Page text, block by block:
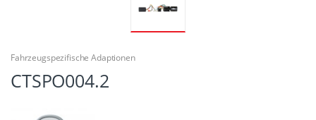
Fahrzeugspezifische Adaptionen
CTSPO004.2